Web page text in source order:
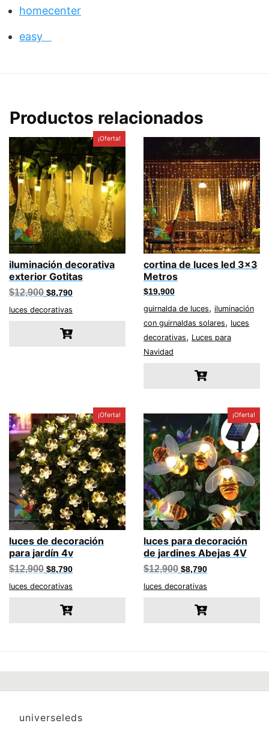
homecenter
easy
Productos relacionados
¡Oferta!
iluminación decorativa
exterior Gotitas
$12,900 El
original
$12,900.
$8,790El
$8,790.
luces decorativas
cortina de luces led 3×3
Metros
$19,900
guirnalda de luces, iluminación
con guirnaldas solares, luces
decorativas, Luces para
Navidad
¡Oferta!
luces de decoración
para jardín 4v
$12,900 El
original
$12,900.
$8,790El
luces decorativas
¡Oferta!
luces para decoración
de jardines Abejas 4V
$12,900 El
original
$12,900.
$8,790El
luces decorativas
universeleds